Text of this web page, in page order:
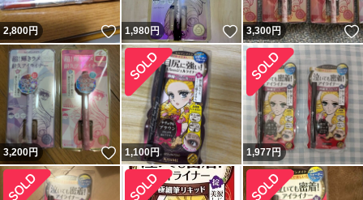
2,800円 いいね！
1,980円 いいね！
3,300円
3,200円 いいね！
1,100円 1,977円